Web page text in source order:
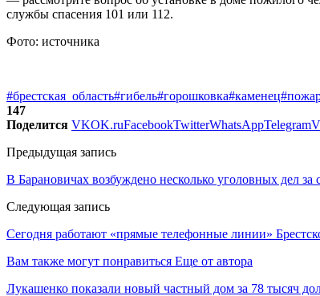
службы спасения 101 или 112.
Фото: источника
#брестская_область#гибель#горошковка#каменец
147
Поделится VKOK.ruFacebookTwitterWhatsAppTelegram
Предыдущая запись
В Барановичах возбуждено несколько уголовных дел за
Следующая запись
Сегодня работают «прямые телефонные линии»
Вам также могут понравиться Еще от автора
Лукашенко показали новый частный дом за 78 тысяч